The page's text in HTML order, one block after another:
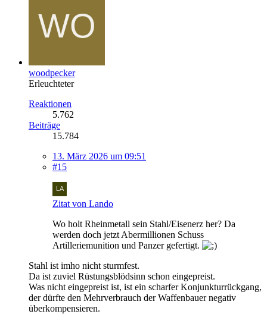
woodpecker
Erleuchteter
Reaktionen
5.762
Beiträge
15.784
13. März 2026 um 09:51
#15
Zitat von Lando
Wo holt Rheinmetall sein Stahl/Eisenerz her? Da
werden doch jetzt Abermillionen Schuss
Artilleriemunition und Panzer gefertigt.
Stahl ist imho nicht sturmfest.
Da ist zuviel Rüstungsblödsinn schon eingepreist.
Was nicht eingepreist ist, ist ein scharfer Konjunkturrückgang,
der dürfte den Mehrverbrauch der Waffenbauer negativ
überkompensieren.